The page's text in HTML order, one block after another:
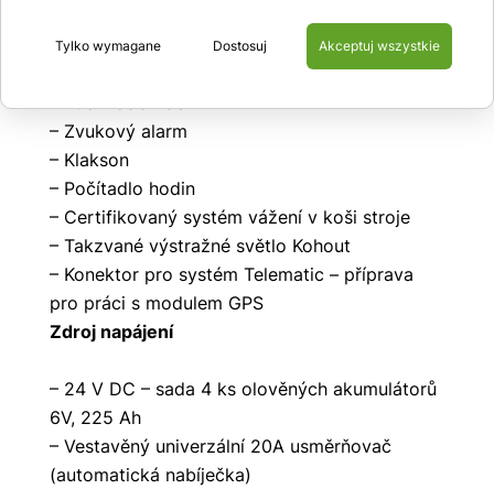
– Dynamické hydraulické brzdy na předních
– Ruční odbrzdění
– Zvukový alarm
– Klakson
– Počítadlo hodin
– Certifikovaný systém vážení v koši stroje
– Takzvané výstražné světlo Kohout
– Konektor pro systém Telematic – příprava
pro práci s modulem GPS
Zdroj napájení
– 24 V DC – sada 4 ks olověných akumulátorů
6V, 225 Ah
– Vestavěný univerzální 20A usměrňovač
(automatická nabíječka)
Dostosuj
Tylko wymagane Akceptuj wszystkie